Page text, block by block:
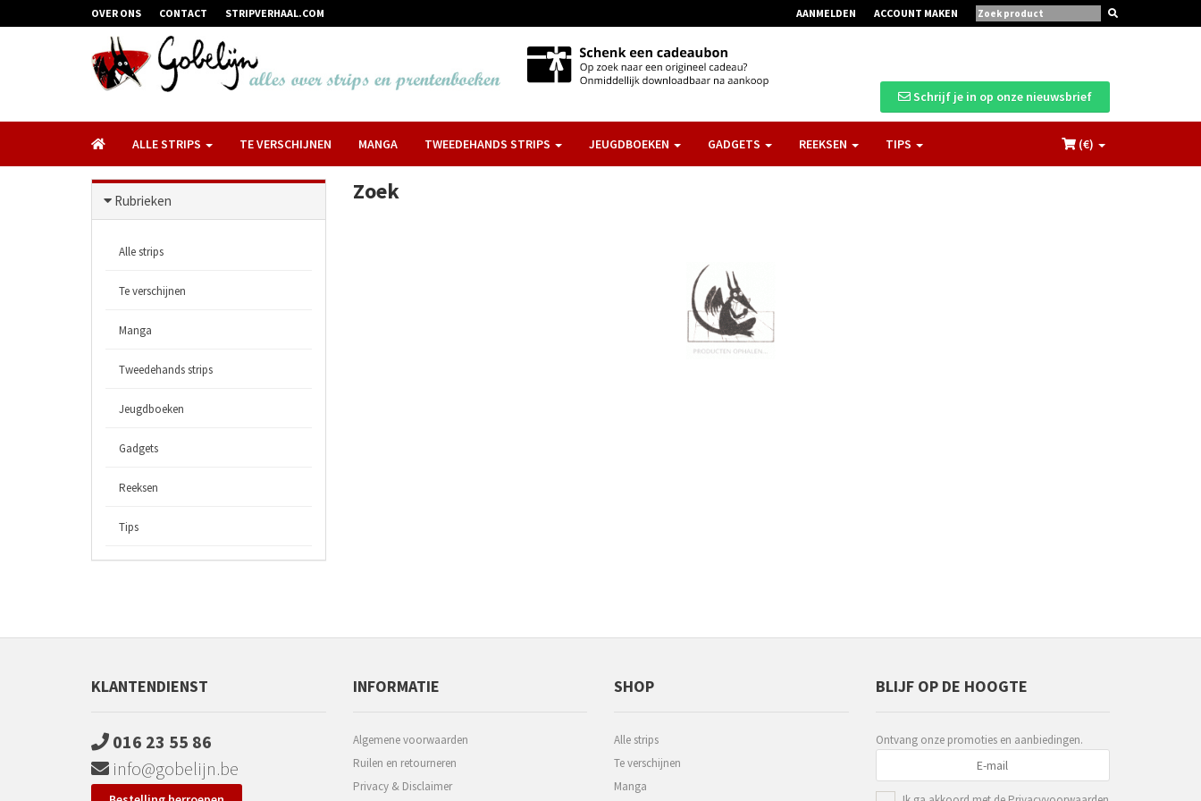
OVER ONS CONTACT STRIPVERHAAL.COM AANMELDEN ACCOUNT MAKEN
Schrijf je in op onze nieuwsbrief
ALLE STRIPS TE VERSCHIJNEN MANGA TWEEDEHANDS STRIPS JEUGDBOEKEN GADGETS REEKSEN TIPS (€)
Rubrieken
Alle strips
Te verschijnen
Manga
Tweedehands strips
Jeugdboeken
Gadgets
Reeksen
Tips
Zoek
KLANTENDIENST
016 23 55 86
info@gobelijn.be
INFORMATIE
Algemene voorwaarden
Ruilen en retourneren
Privacy & Disclaimer
SHOP
Alle strips
Te verschijnen
Manga
BLIJF OP DE HOOGTE
Ontvang onze promoties en aanbiedingen.